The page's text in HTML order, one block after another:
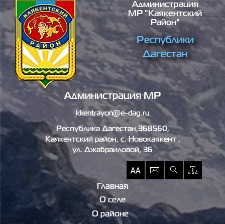
Перейти к основному содержаниюАдминистрация
МР "Каякентский
Район"
Республики
Дагестан
Администрация МР
kkentrayon@e-dag.ru
Республика Дагестан,368560,
Каякентский район, c. Новокаякент ,
ул. Джабраиловой, 36
Главная
О селе
О районе